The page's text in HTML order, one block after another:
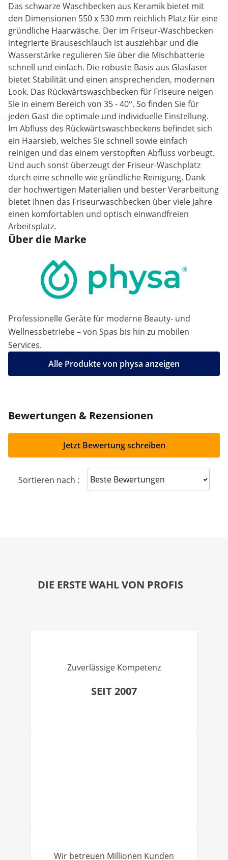
Das schwarze Waschbecken aus Keramik bietet mit
den Dimensionen 550 x 530 mm reichlich Platz für eine
gründliche Haarwäsche. Der im Friseur-Waschbecken
integrierte Brauseschlauch ist ausziehbar und die
Wasserstärke regulieren Sie über die Mischbatterie
schnell und einfach. Die robuste Basis aus Glasfaser
bietet Stabilität und einen ansprechenden, modernen
Look. Das Rückwärtswaschbecken für Friseure neigen
Sie in einem Bereich von 35 - 40°. So finden Sie für
jeden Gast die optimale und individuelle Einstellung.
Im Abfluss des Rückwärtswaschbeckens befindet sich
ein Haarsieb, welches Sie schnell sowie einfach
reinigen und das einem verstopften Abfluss vorbeugt.
Und auch sonst überzeugt der Friseur-Waschplatz
durch eine schnelle wie gründliche Reinigung. Dank
der hochwertigen Materialien und bester Verarbeitung
bietet Ihnen das Friseurwaschbecken über viele Jahre
einen komfortablen und optisch einwandfreien
Arbeitsplatz.
Über die Marke
Professionelle Geräte für moderne Beauty- und
Wellnessbetriebe – von Spas bis hin zu mobilen
Services.
Alle Produkte von physa anzeigen
Bewertungen & Rezensionen
Jetzt Bewertung schreiben
Sortieren nach : Sort reviews
DIE ERSTE WAHL VON PROFIS
Zuverlässige Kompetenz
SEIT 2007
Wir betreuen Millionen Kunden